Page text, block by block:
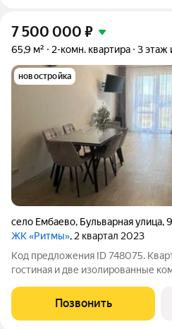
7 500 000 ₽
65,9 м² 2-комн. квартира 3 этаж
новостройка
село Ембаево, Бульварная улица,9
ЖК «Ритмы», 2 квартал 2023
Код предложения ID 748075.
гостиная и две изолированные
ремонт в светлых тонах и
необходимости.Данный жилой
Позвонить